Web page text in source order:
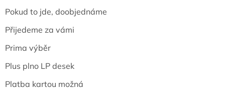
Pokud to jde, doobjednáme
Přijedeme za vámi
Prima výběr
Plus plno LP desek
Platba kartou možná